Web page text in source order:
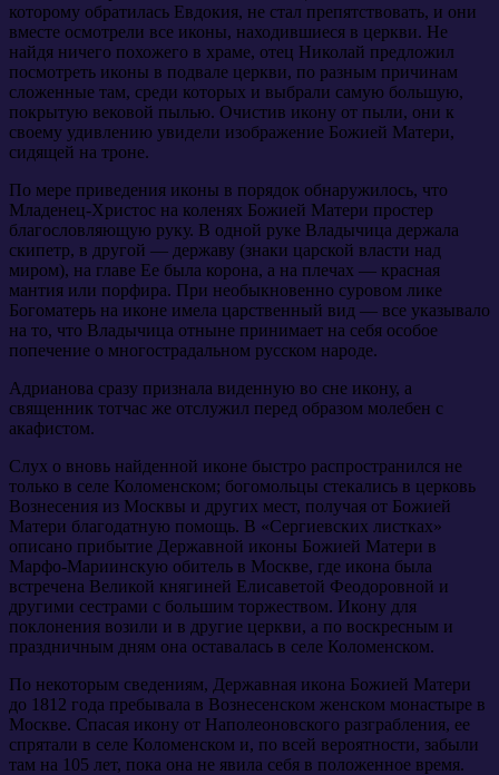
которому обратилась Евдокия, не стал препятствовать, и они
вместе осмотрели все иконы, находившиеся в церкви. Не
найдя ничего похожего в храме, отец Николай предложил
посмотреть иконы в подвале церкви, по разным причинам
сложенные там, среди которых и выбрали самую большую,
покрытую вековой пылью. Очистив икону от пыли, они к
своему удивлению увидели изображение Божией Матери,
сидящей на троне.
По мере приведения иконы в порядок обнаружилось, что
Младенец-Христос на коленях Божией Матери простер
благословляющую руку. В одной руке Владычица держала
скипетр, в другой — державу (знаки царской власти над
миром), на главе Ее была корона, а на плечах — красная
мантия или порфира. При необыкновенно суровом лике
Богоматерь на иконе имела царственный вид — все указывало
на то, что Владычица отныне принимает на себя особое
попечение о многострадальном русском народе.
Адрианова сразу признала виденную во сне икону, а
священник тотчас же отслужил перед образом молебен с
акафистом.
Слух о вновь найденной иконе быстро распространился не
только в селе Коломенском; богомольцы стекались в церковь
Вознесения из Москвы и других мест, получая от Божией
Матери благодатную помощь. В «Сергиевских листках»
описано прибытие Державной иконы Божией Матери в
Марфо-Мариинскую обитель в Москве, где икона была
встречена Великой княгиней Елисаветой Феодоровной и
другими сестрами с большим торжеством. Икону для
поклонения возили и в другие церкви, а по воскресным и
праздничным дням она оставалась в селе Коломенском.
По некоторым сведениям, Державная икона Божией Матери
до 1812 года пребывала в Вознесенском женском монастыре в
Москве. Спасая икону от Наполеоновского разграбления, ее
спрятали в селе Коломенском и, по всей вероятности, забыли
там на 105 лет, пока она не явила себя в положенное время.